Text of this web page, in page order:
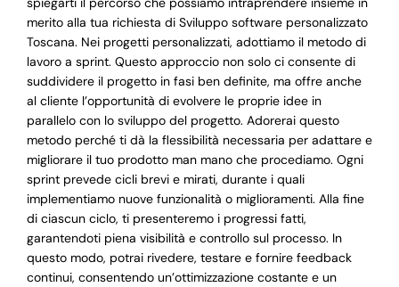
merito alla tua richiesta di Sviluppo software personalizzato
Toscana. Nei progetti personalizzati, adottiamo il metodo di
lavoro a sprint. Questo approccio non solo ci consente di
suddividere il progetto in fasi ben definite, ma offre anche
al cliente l’opportunità di evolvere le proprie idee in
parallelo con lo sviluppo del progetto. Adorerai questo
metodo perché ti dà la flessibilità necessaria per adattare e
migliorare il tuo prodotto man mano che procediamo. Ogni
sprint prevede cicli brevi e mirati, durante i quali
implementiamo nuove funzionalità o miglioramenti. Alla fine
di ciascun ciclo, ti presenteremo i progressi fatti,
garantendoti piena visibilità e controllo sul processo. In
questo modo, potrai rivedere, testare e fornire feedback
continui, consentendo un’ottimizzazione costante e un